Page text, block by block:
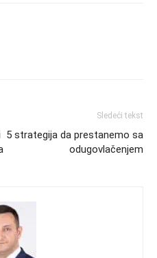
Sledeći tekst
5 strategija da prestanemo sa
odugovlačenjem